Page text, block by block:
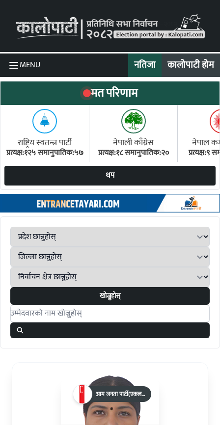
MENU नतिजा कालोपाटी होम
मत परिणाम
राष्ट्रिय स्वतन्त्र पार्टी
प्रत्यक्ष:१२५ समानुपातिक:५७
नेपाली काँग्रेस
प्रत्यक्ष:१८ समानुपातिक:२०
नेपाल
प्रत्यक्ष:९
थप
खोज्नुहोस्
Search candidates
आम जनता पार्टी(एकल
चुनाव चिन्ह)